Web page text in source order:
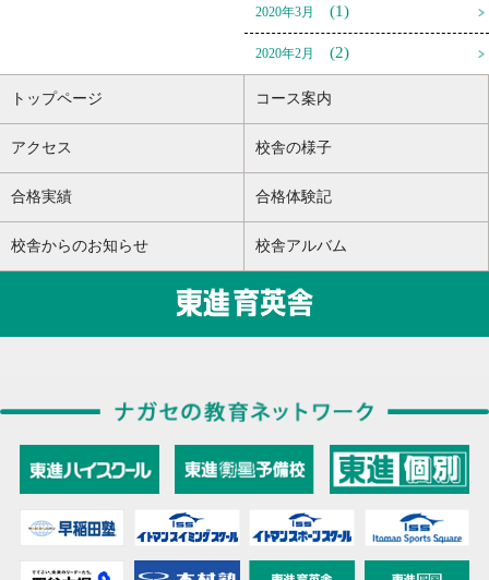
2020年3月 (1)
2020年2月 (2)
トップページ コース案内
アクセス 校舎の様子
合格実績 合格体験記
校舎からのお知らせ 校舎アルバム